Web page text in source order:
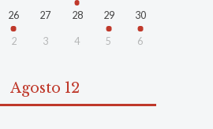
26 27 28 29 30
2 3 4 5 6
Agosto 12